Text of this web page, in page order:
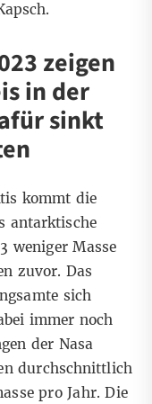
zeigen
in der
sinkt
kommt die
antarktische
weniger Masse
zuvor. Das
sich
immer noch
der Nasa
durchschnittlich
pro Jahr. Die